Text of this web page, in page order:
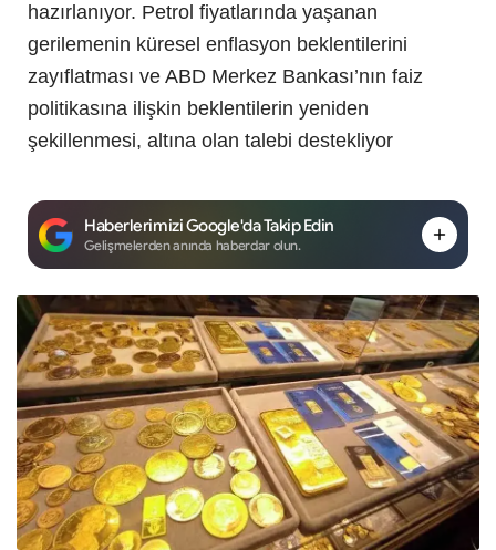
hazırlanıyor. Petrol fiyatlarında yaşanan
gerilemenin küresel enflasyon beklentilerini
zayıflatması ve ABD Merkez Bankası’nın faiz
politikasına ilişkin beklentilerin yeniden
şekillenmesi, altına olan talebi destekliyor
Haberlerimizi Google'da Takip Edin
Gelişmelerden anında haberdar olun.